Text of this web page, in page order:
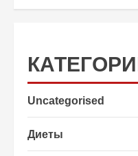
Uncategorised
Диеты